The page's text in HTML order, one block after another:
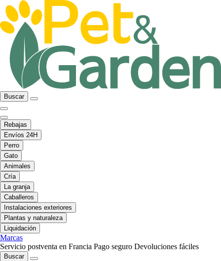
Buscar
Rebajas
Envíos 24H
Perro
Gato
Animales
Cría
La granja
Caballeros
Instalaciones exteriores
Plantas y naturaleza
Liquidación
Marcas
Servicio postventa en Francia Pago seguro Devoluciones fáciles
Buscar